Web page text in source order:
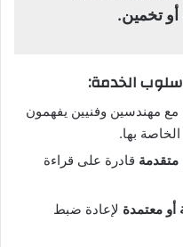
أو تخمين.
الخدمة:
مهندسين وفنيين يفهمون
الخاصة بها.
قادرة على قراءة
أو معتمدة لإعادة ضبط